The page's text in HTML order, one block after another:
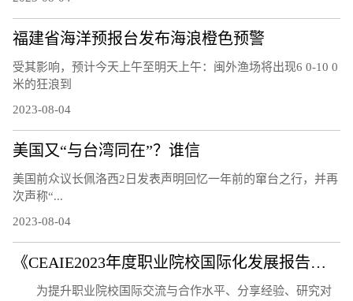
福建省海洋预报台发布海浪橙色预警
受其影响，预计今天上午至明天上午：闽外渔场将出现6 0-10 0
米的狂浪到
2023-08-04
美国又“与台湾同在”？谁信
美国前众议长佩洛西2日发表声明回忆一年前的窜台之行，并再
次声称“...
2023-08-04
《CEAIE2023年度职业院校国际化发展报告——国际化教师队伍建设情况分析》问卷调研及案例征集通知
为提升职业院校国际交流与合作水平、分享经验、研究对